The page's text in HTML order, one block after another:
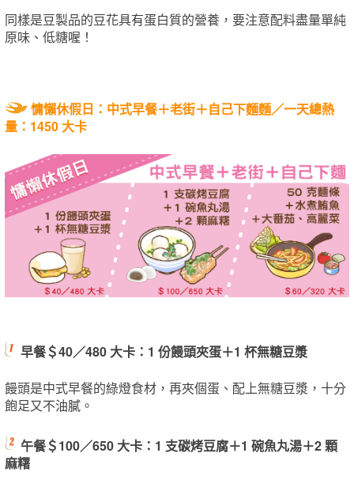
同樣是豆製品的豆花具有蛋白質的營養，要注意配料盡量單純
原味、低糖喔！
慵懶休假日：中式早餐＋老街＋自己下麵麵／一天總熱
量：1450 大卡
早餐＄40／480 大卡：1 份饅頭夾蛋＋1 杯無糖豆漿
饅頭是中式早餐的綠燈食材，再夾個蛋、配上無糖豆漿，十分
飽足又不油膩。
午餐＄100／650 大卡：1 支碳烤豆腐＋1 碗魚丸湯＋2 顆
麻糬